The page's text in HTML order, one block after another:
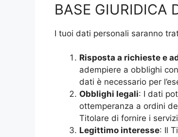
BASE GIURIDICA
I tuoi dati personali saranno
Risposta a richieste e
adempiere a obblighi
dati è necessario per
Obblighi legali: I dati
ottemperanza a ordini
Titolare di fornire i
Legittimo interesse: Il